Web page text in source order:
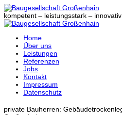
kompetent – leistungsstark – innovativ
Home
Über uns
Leistungen
Referenzen
Jobs
Kontakt
Impressum
Datenschutz
private Bauherren: